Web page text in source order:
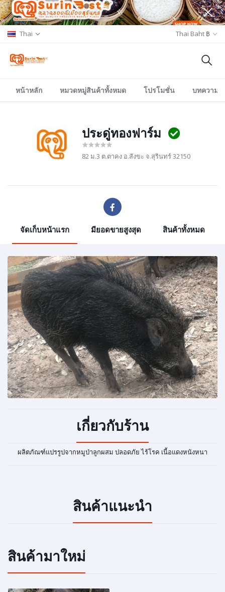
Thai Thai Baht ฿
หน้าหลัก หมวดหมู่สินค้าทั้งหมด โปรโมชั่น บทความ/
ประดู่ทองฟาร์ม
82 ม.3 ต.ตาคง อ.สังขะ จ.สุรินทร์ 32150
จัดเก็บหน้าแรก มียอดขายสูงสุด สินค้าทั้งหมด
เกี่ยวกับร้าน
ผลิตภัณฑ์แปรรูปจากหมูป่าลูกผสม ปลอดภัย ไร้โรค เนี้อแดงหนังหนา
สินค้าแนะนำ
สินค้ามาใหม่